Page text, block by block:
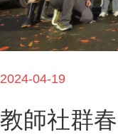
2024-04-19
教師社群